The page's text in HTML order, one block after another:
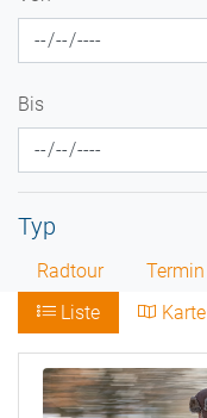
Bis
Typ
Radtour
Termin
Liste
Karte